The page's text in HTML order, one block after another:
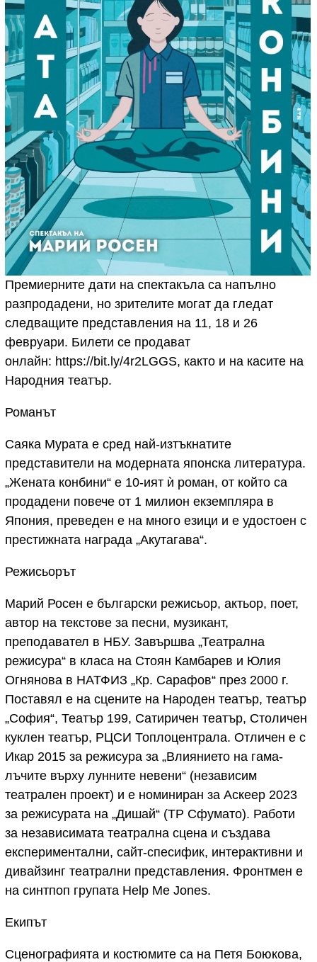
Премиерните дати на спектакъла са напълно
разпродадени, но зрителите могат да гледат
следващите представления на 11, 18 и 26
февруари. Билети се продават
онлайн: https://bit.ly/4r2LGGS, както и на касите на
Народния театър.
Романът
Саяка Мурата е сред най-изтъкнатите
представители на модерната японска литература.
„Жената конбини“ е 10-ият ѝ роман, от който са
продадени повече от 1 милион екземпляра в
Япония, преведен е на много езици и е удостоен с
престижната награда „Акутагава“.
Режисьорът
Марий Росен е български режисьор, актьор, поет,
автор на текстове за песни, музикант,
преподавател в НБУ. Завършва „Театрална
режисура“ в класа на Стоян Камбарев и Юлия
Огнянова в НАТФИЗ „Кр. Сарафов“ през 2000 г.
Поставял е на сцените на Народен театър, театър
„София“, Театър 199, Сатиричен театър, Столичен
куклен театър, РЦСИ Топлоцентрала. Отличен е с
Икар 2015 за режисура за „Влиянието на гама-
лъчите върху лунните невени“ (независим
театрален проект) и е номиниран за Аскеер 2023
за режисурата на „Дишай“ (ТР Сфумато). Работи
за независимата театрална сцена и създава
експериментални, сайт-спесифик, интерактивни и
дивайзинг театрални представления. Фронтмен е
на синтпоп групата Help Me Jones.
Екипът
Сценографията и костюмите са на Петя Боюкова,